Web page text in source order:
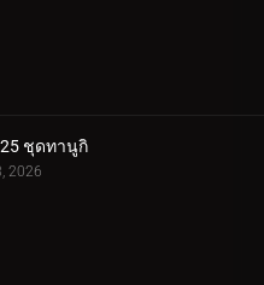
ชุดทานูกิ
2026